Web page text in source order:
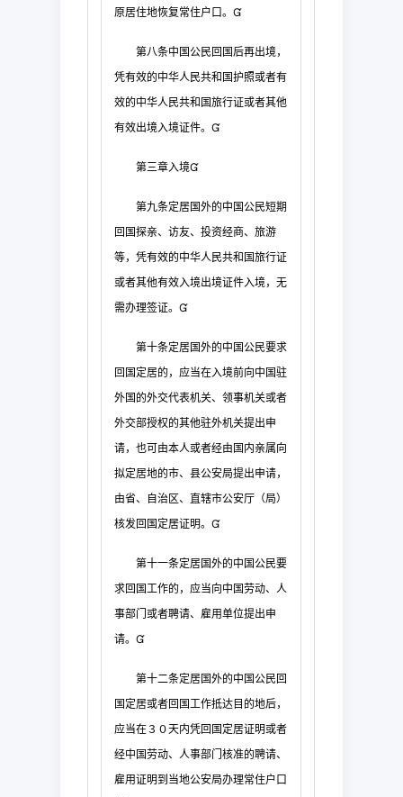
原居住地恢复常住户口。
第八条中国公民回国后再出境，
凭有效的中华人民共和国护照或者有
效的中华人民共和国旅行证或者其他
有效出境入境证件。
第三章入境
第九条定居国外的中国公民短期
回国探亲、访友、投资经商、旅游
等，凭有效的中华人民共和国旅行证
或者其他有效入境出境证件入境，无
需办理签证。
第十条定居国外的中国公民要求
回国定居的，应当在入境前向中国驻
外国 的外交代表机关、领事机关或者
外交部授权的其他驻外机关提出申
请，也可由本人或者经由 国内亲属向
拟定居地的市、县公安局提出申请，
由省、自治区、直辖市公安厅（局）
核发回 国定居证明。
第十一条定居国外的中国公民要
求回国工作的，应当向中国劳动、人
事部门或者聘请、雇用单位提出申
请。
第十二条定居国外的中国公民回
国 定居或者回国工作抵达目的地后，
应当在３０天内凭回国定居证明或者
经中国劳动、人事部门核准的聘请、
雇用证明到当地公安局办理常住户口